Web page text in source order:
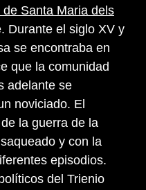
de Santa Maria dels
Durante el siglo XV y
se encontraba en
que la comunidad
adelante se
noviciado. El
la guerra de la
y con la
episodios.
del Trienio